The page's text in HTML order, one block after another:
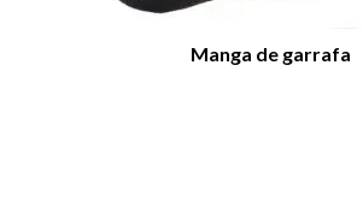
Seu email (obrigatório)
Manga de garrafa